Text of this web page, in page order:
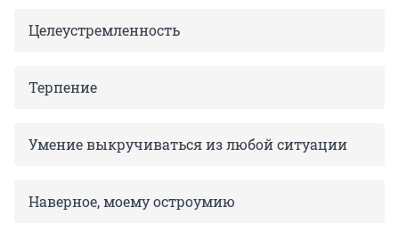
Целеустремленность
Терпение
Умение выкручиваться из любой ситуации
Наверное, моему остроумию